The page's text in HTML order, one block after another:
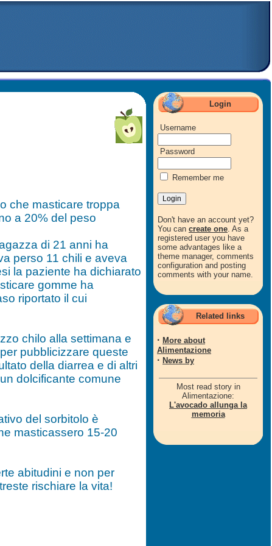
che masticare troppa
a 20% del peso
di 21 anni ha
perso 11 chili e aveva
la paziente ha dichiarato
gomme ha
riportato il cui
chilo alla settimana e
pubblicizzare queste
della diarrea e di altri
dolcificante comune
del sorbitolo è
masticassero 15-20
abitudini e non per
rischiare la vita!
Login
Username
Password
Remember me
Don't have an account yet?
You can create one. As a
registered user you have
some advantages like a
theme manager, comments
configuration and posting
comments with your name.
Related links
· More about
Alimentazione
· News by
Most read story in
Alimentazione:
L'avocado allunga la
memoria